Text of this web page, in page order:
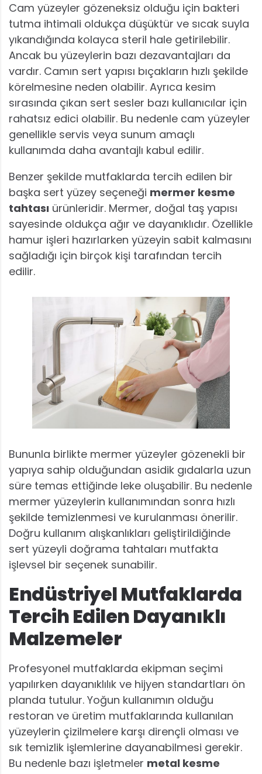
Cam yüzeyler gözeneksiz olduğu için bakteri
tutma ihtimali oldukça düşüktür ve sıcak suyla
yıkandığında kolayca steril hale getirilebilir.
Ancak bu yüzeylerin bazı dezavantajları da
vardır. Camın sert yapısı bıçakların hızlı şekilde
körelmesine neden olabilir. Ayrıca kesim
sırasında çıkan sert sesler bazı kullanıcılar için
rahatsız edici olabilir. Bu nedenle cam yüzeyler
genellikle servis veya sunum amaçlı
kullanımda daha avantajlı kabul edilir.
Benzer şekilde mutfaklarda tercih edilen bir
başka sert yüzey seçeneği mermer kesme
tahtası ürünleridir. Mermer, doğal taş yapısı
sayesinde oldukça ağır ve dayanıklıdır. Özellikle
hamur işleri hazırlarken yüzeyin sabit kalmasını
sağladığı için birçok kişi tarafından tercih
edilir.
Bununla birlikte mermer yüzeyler gözenekli bir
yapıya sahip olduğundan asidik gıdalarla uzun
süre temas ettiğinde leke oluşabilir. Bu nedenle
mermer yüzeylerin kullanımından sonra hızlı
şekilde temizlenmesi ve kurulanması önerilir.
Doğru kullanım alışkanlıkları geliştirildiğinde
sert yüzeyli doğrama tahtaları mutfakta
işlevsel bir seçenek sunabilir.
Endüstriyel Mutfaklarda
Tercih Edilen Dayanıklı
Malzemeler
Profesyonel mutfaklarda ekipman seçimi
yapılırken dayanıklılık ve hijyen standartları ön
planda tutulur. Yoğun kullanımın olduğu
restoran ve üretim mutfaklarında kullanılan
yüzeylerin çizilmelere karşı dirençli olması ve
sık temizlik işlemlerine dayanabilmesi gerekir.
Bu nedenle bazı işletmeler metal kesme